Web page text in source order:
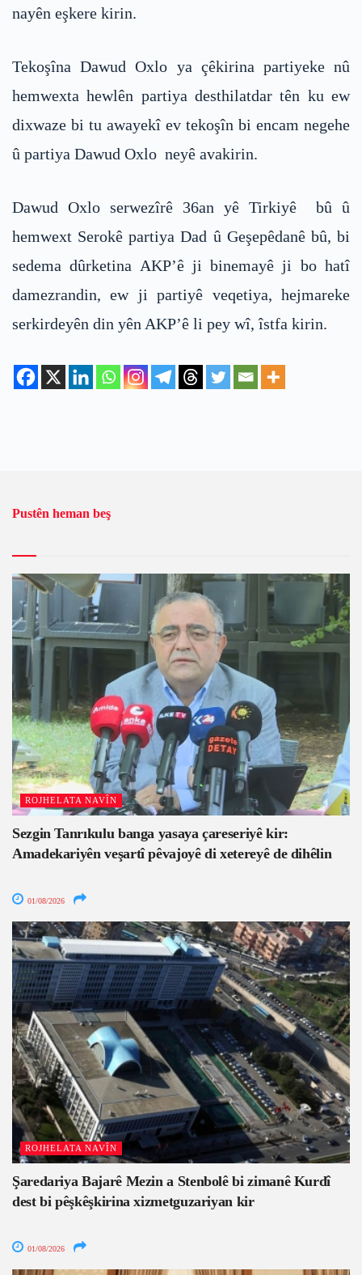
nayên eşkere kirin.
Tekoşîna Dawud Oxlo ya çêkirina partiyeke nû
hemwexta hewlên partiya desthilatdar tên ku ew
dixwaze bi tu awayekî ev tekoşîn bi encam negehe
û partiya Dawud Oxlo neyê avakirin.
Dawud Oxlo serwezîrê 36an yê Tirkiyê bû û
hemwext Serokê partiya Dad û Geşepêdanê bû, bi
sedema dûrketina AKP’ê ji binemayê ji bo hatî
damezrandin, ew ji partiyê veqetiya, hejmareke
serkirdeyên din yên AKP’ê li pey wî, îstfa kirin.
Pustên heman beş
ROJHELATA NAVÎN
Sezgin Tanrıkulu banga yasaya çareseriyê kir:
Amadekariyên veşartî pêvajoyê di xetereyê de dihêlin
01/08/2026
ROJHELATA NAVÎN
Şaredariya Bajarê Mezin a Stenbolê bi zimanê Kurdî
dest bi pêşkêşkirina xizmetguzariyan kir
01/08/2026